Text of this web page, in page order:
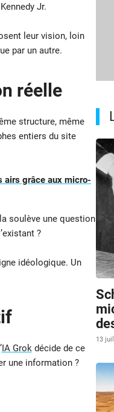
Jr.
leur vision, loin
par un autre.
réelle
structure, même
entiers du site
airs grâce aux micro-
soulève une question
?
idéologique. Un
IA Grokdécide de ce
une information ?
13